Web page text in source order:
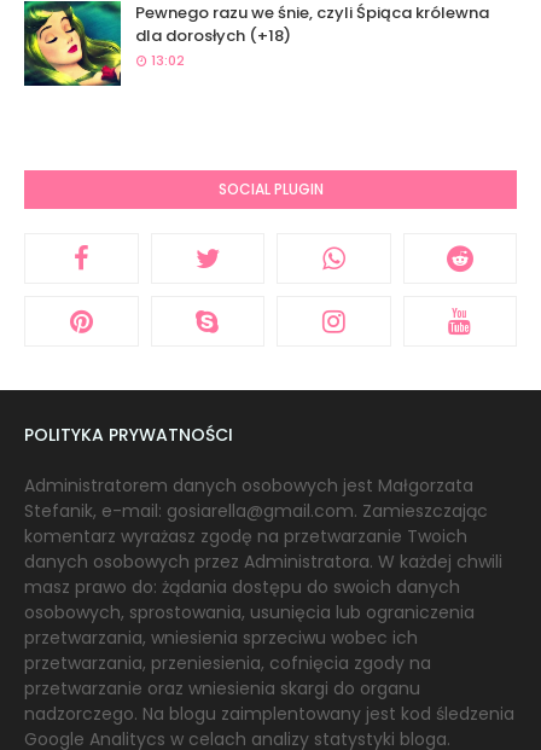
Pewnego razu we śnie, czyli Śpiąca królewna
dla dorosłych (+18)
13:02
SOCIAL PLUGIN
POLITYKA PRYWATNOŚCI
Administratorem danych osobowych jest Małgorzata
Stefanik, e-mail: gosiarella@gmail.com. Zamieszczając
komentarz wyrażasz zgodę na przetwarzanie Twoich
danych osobowych przez Administratora. W każdej chwili
masz prawo do: żądania dostępu do swoich danych
osobowych, sprostowania, usunięcia lub ograniczenia
przetwarzania, wniesienia sprzeciwu wobec ich
przetwarzania, przeniesienia, cofnięcia zgody na
przetwarzanie oraz wniesienia skargi do organu
nadzorczego. Na blogu zaimplentowany jest kod śledzenia
Google Analitycs w celach analizy statystyki bloga.